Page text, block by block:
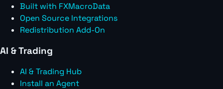
Built with FXMacroData
Open Source Integrations
Redistribution Add-On
AI & Trading
AI & Trading Hub
Install an Agent